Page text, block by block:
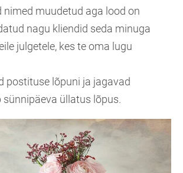
nimed muudetud aga lood on
nagu kliendid seda minuga
julgetele, kes te oma lugu
postituse lõpuni ja jagavad
üllatus lõpus.